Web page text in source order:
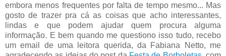
embora menos frequentes por falta de tempo mesmo... Mas
gosto de trazer pra cá as coisas que acho interessantes,
lindas e que podem ajudar quem procura alguma
informação. E bem quando me questiono isso tudo, recebo
um email de uma leitora querida, da Fabiana Netto, me